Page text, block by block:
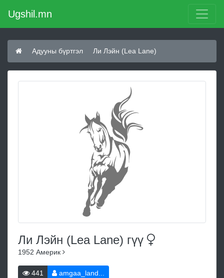
Ugshil.mn
Адууны бүртгэл Ли Лэйн (Lea Lane)
Ли Лэйн (Lea Lane) гүү
1952 Америк
441 amgaa_land...